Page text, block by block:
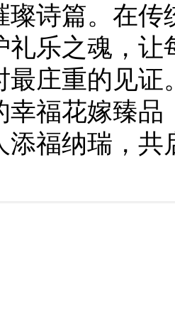
璨诗篇。在
礼乐之魂，
最庄重的见
幸福花嫁臻
添福纳瑞，共